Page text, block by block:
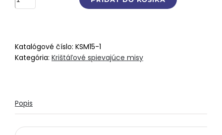
KRIŠTÁĽOVÁ
Hz
-
cm/
s
taškou
Katalógové číslo: KSM15-1
Kategória: Krištáľové spievajúce misy
Popis